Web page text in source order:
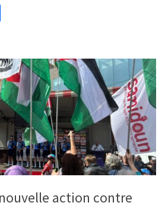
action contre